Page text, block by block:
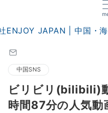
中国SNS
ビリビリ(bilibili)
時間87分の人気動